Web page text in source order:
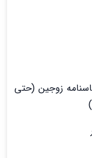
زوجین (حتی